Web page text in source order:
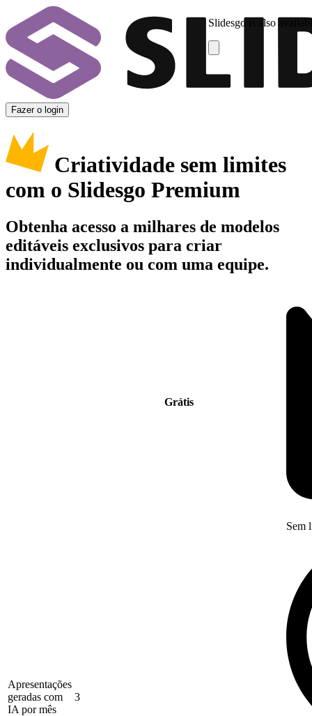
Slidesgo is also
Fazer o login
Criatividade sem limites
com o Slidesgo Premium
Obtenha acesso a milhares de modelos
editáveis exclusivos para criar
individualmente ou com uma equipe.
Grátis
Apresentações
geradas com
IA por mês
3
Sem